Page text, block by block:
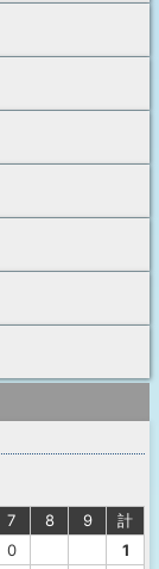
7 8 9
計
0
1